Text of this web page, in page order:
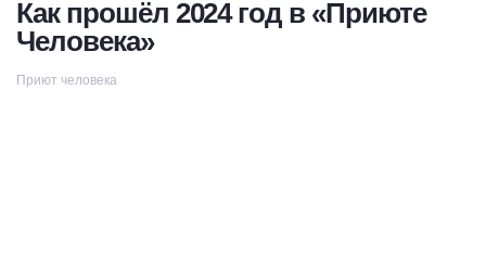
Как прошёл 2024 год в «Приюте
Человека»
Приют человека